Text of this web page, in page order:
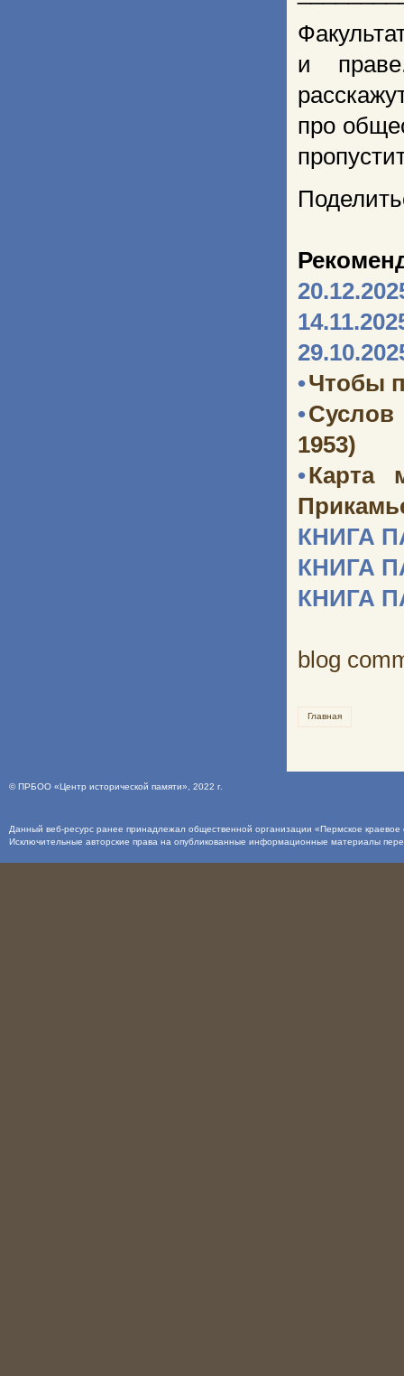
и
про
•Чтобы
•
1953)
•Карта
КНИГА
КНИГА
КНИГА
blog
Главная
©ПРБОО «Центр исторической памяти» , 2022 г.
Данный веб-ресурс ранее принадлежал общественной организации «Пермское
Исключительные авторские права на опубликованные информационные материалы